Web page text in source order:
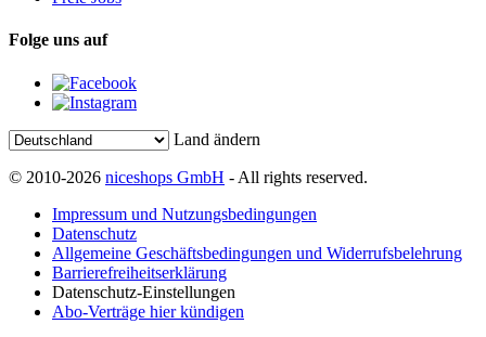
Folge uns auf
Land ändern
© 2010-2026 niceshops GmbH - All rights reserved.
Impressum und Nutzungsbedingungen
Datenschutz
Allgemeine Geschäftsbedingungen und Widerrufsbelehrung
Barrierefreiheitserklärung
Datenschutz-Einstellungen
Abo-Verträge hier kündigen